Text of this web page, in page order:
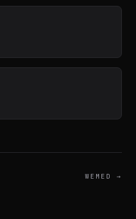
WEMED →